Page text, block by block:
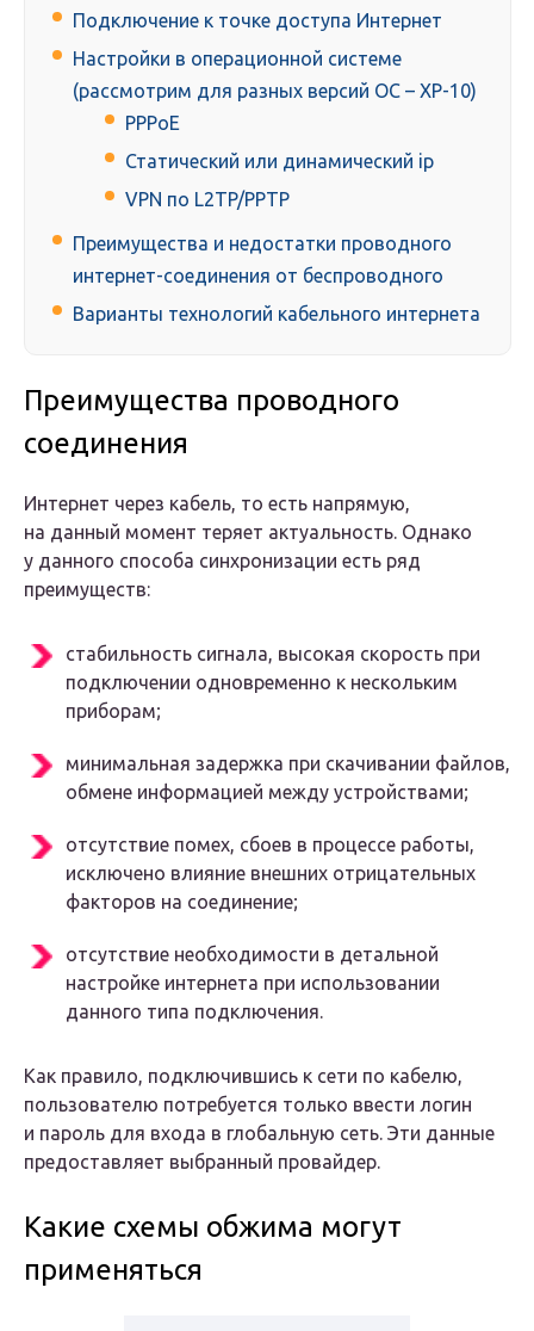
Подключение к точке доступа Интернет
Настройки в операционной системе
(рассмотрим для разных версий ОС – XP-10)
PPPoE
Статический или динамический ip
VPN по L2TP/PPTP
Преимущества и недостатки проводного
интернет-соединения от беспроводного
Варианты технологий кабельного интернета
Преимущества проводного
соединения
Интернет через кабель, то есть напрямую,
на данный момент теряет актуальность. Однако
у данного способа синхронизации есть ряд
преимуществ:
стабильность сигнала, высокая скорость при
подключении одновременно к нескольким
приборам;
минимальная задержка при скачивании файлов,
обмене информацией между устройствами;
отсутствие помех, сбоев в процессе работы,
исключено влияние внешних отрицательных
факторов на соединение;
отсутствие необходимости в детальной
настройке интернета при использовании
данного типа подключения.
Как правило, подключившись к сети по кабелю,
пользователю потребуется только ввести логин
и пароль для входа в глобальную сеть. Эти данные
предоставляет выбранный провайдер.
Какие схемы обжима могут
применяться